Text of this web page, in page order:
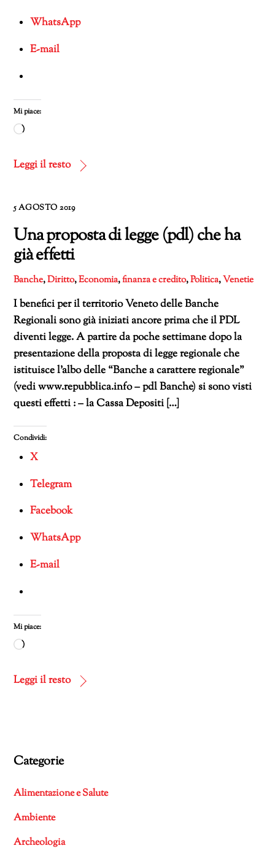
WhatsApp
E-mail
Mi piace:
Caricamento
corso…
Leggi il resto
5 AGOSTO 2019
Una proposta di legge (pdl) che ha
già effetti
Banche,Diritto,Economia,finanza e credito,Politica,Venetie
I benefici per il territorio Veneto delle Banche
Regionali sono già iniziati ancore prima che il PDL
diventi legge. A partire da poche settimane dopo la
presentazione della proposta di legge regionale che
istituisce l’albo delle “Banche a carattere regionale”
(vedi www.repubblica.info – pdl Banche) si sono visti
questi effetti : – la Cassa Depositi […]
Condividi:
X
Telegram
Facebook
WhatsApp
E-mail
Mi piace:
Caricamento
corso…
Leggi il resto
Categorie
Alimentazione e Salute
Ambiente
Archeologia